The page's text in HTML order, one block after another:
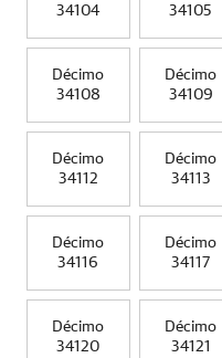
34104
34105
Décimo
34108
Décimo
34109
Décimo
34112
Décimo
34113
Décimo
34116
Décimo
34117
Décimo
34120
Décimo
34121